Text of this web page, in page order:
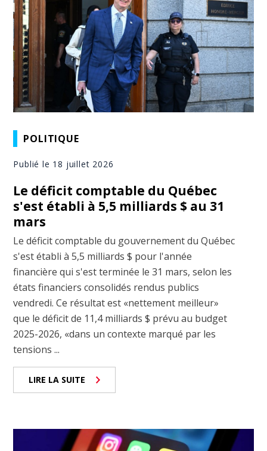
POLITIQUE
Publié le 18 juillet 2026
Le déficit comptable du Québec
s'est établi à 5,5 milliards $ au 31
mars
Le déficit comptable du gouvernement du Québec
s'est établi à 5,5 milliards $ pour l'année
financière qui s'est terminée le 31 mars, selon les
états financiers consolidés rendus publics
vendredi. Ce résultat est «nettement meilleur»
que le déficit de 11,4 milliards $ prévu au budget
2025-2026, «dans un contexte marqué par les
tensions ...
LIRE LA SUITE